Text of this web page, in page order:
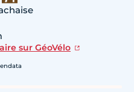
sur GéoVélo